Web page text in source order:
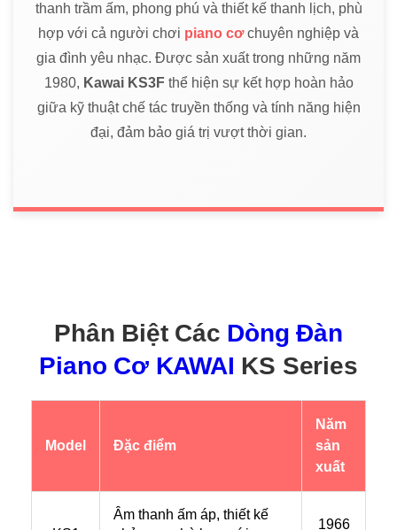
thanh trầm ấm, phong phú và thiết kế thanh lịch, phù
hợp với cả người chơi piano cơchuyên nghiệp và
gia đình yêu nhạc. Được sản xuất trong những năm
1980, Kawai KS3Fthể hiện sự kết hợp hoàn hảo
giữa kỹ thuật chế tác truyền thống và tính năng hiện
đại, đảm bảo giá trị vượt thời gian.
Phân Biệt Các Dòng Đàn
Piano Cơ KAWAI KS Series
Model Đặc điểm
Năm
sản
xuất
Âm thanh ấm áp, thiết kế
1966